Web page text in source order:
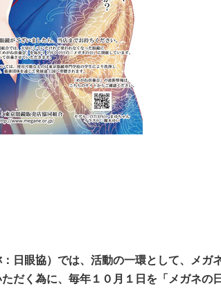
日眼協）では、活動の一環として、メガ
だく為に、毎年１０月１日を「メガネの